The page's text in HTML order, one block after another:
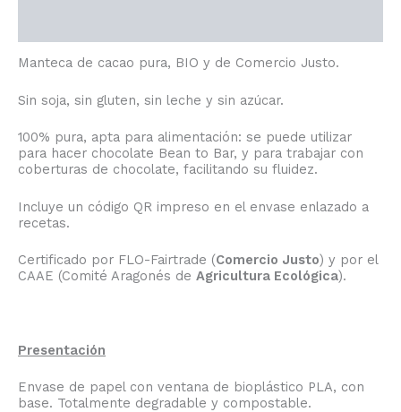
Manteca de cacao pura, BIO y de Comercio Justo.
Sin soja, sin gluten, sin leche y sin azúcar.
100% pura, apta para alimentación: se puede utilizar
para hacer chocolate Bean to Bar, y para trabajar con
coberturas de chocolate, facilitando su fluidez.
Incluye un código QR impreso en el envase enlazado a
recetas.
Certificado por FLO-Fairtrade (Comercio Justo) y por el
CAAE (Comité Aragonés de Agricultura Ecológica).
Presentación
Envase de papel con ventana de bioplástico PLA, con
base. Totalmente degradable y compostable.